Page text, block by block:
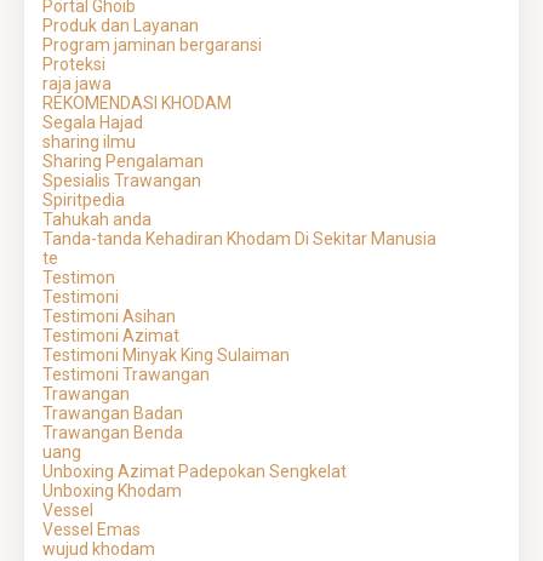
Portal Ghoib
Produk dan Layanan
Program jaminan bergaransi
Proteksi
raja jawa
REKOMENDASI KHODAM
Segala Hajad
sharing ilmu
Sharing Pengalaman
Spesialis Trawangan
Spiritpedia
Tahukah anda
Tanda-tanda Kehadiran Khodam Di Sekitar Manusia
te
Testimon
Testimoni
Testimoni Asihan
Testimoni Azimat
Testimoni Minyak King Sulaiman
Testimoni Trawangan
Trawangan
Trawangan Badan
Trawangan Benda
uang
Unboxing Azimat Padepokan Sengkelat
Unboxing Khodam
Vessel
Vessel Emas
wujud khodam